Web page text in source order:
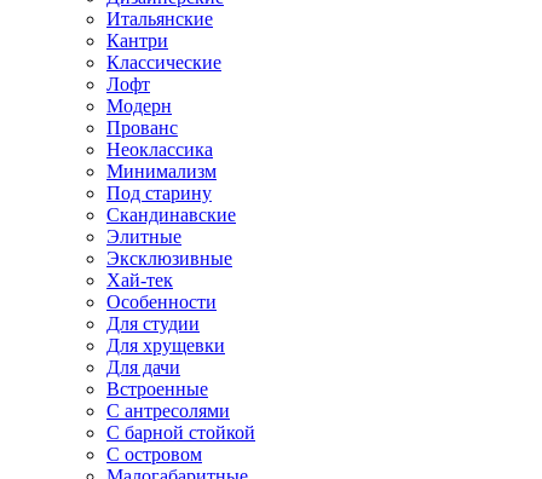
Итальянские
Кантри
Классические
Лофт
Модерн
Прованс
Неоклассика
Минимализм
Под старину
Скандинавские
Элитные
Эксклюзивные
Хай-тек
Особенности
Для студии
Для хрущевки
Для дачи
Встроенные
С антресолями
С барной стойкой
С островом